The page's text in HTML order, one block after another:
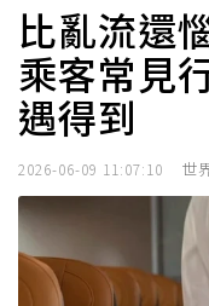
比亂流還
乘客常見
遇得到
2026-06-09 11:07:10 世